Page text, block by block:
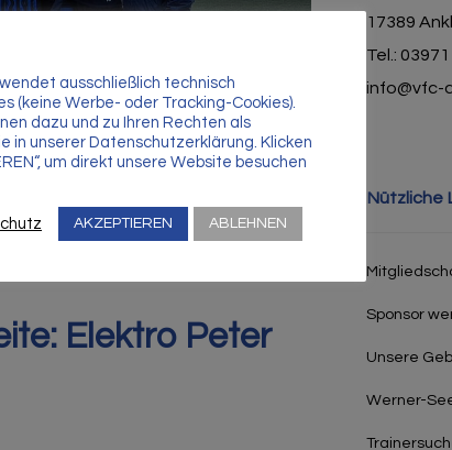
Elektro Peter
17389
Tel.:
info@vfc-
Nützliche
Sponsor
Unsere
Werner-
ausschließlich technisch
(keine Werbe- oder Tracking-Cookies).
dazu und zu Ihren Rechten als
in unserer Datenschutzerklärung. Klicken
um direkt unsere Website besuchen
AKZEPTIEREN ABLEHNEN